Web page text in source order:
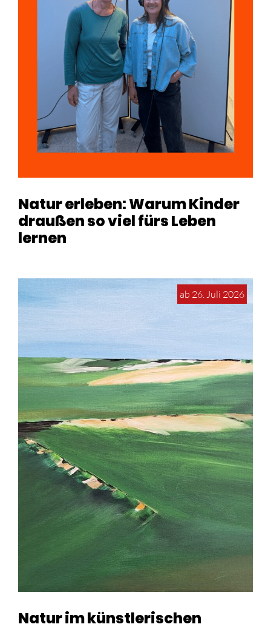
Natur erleben: Warum Kinder
draußen so viel fürs Leben
lernen
ab 26. Juli 2026
Natur im künstlerischen